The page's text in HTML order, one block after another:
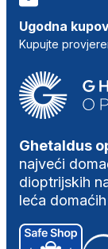
Ugodna
Kupujte
Ghetaldus
najveći
dioptrijskih
leća